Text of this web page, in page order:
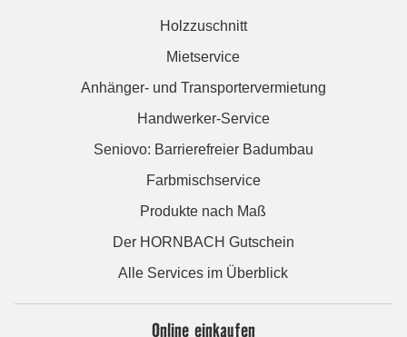
Holzzuschnitt
Mietservice
Anhänger- und Transportervermietung
Handwerker-Service
Seniovo: Barrierefreier Badumbau
Farbmischservice
Produkte nach Maß
Der HORNBACH Gutschein
Alle Services im Überblick
Online einkaufen